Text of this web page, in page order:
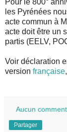
les Pyrénées
acte commun à
acte doit être un
partis (EELV,
Voir déclaration
version française,
Aucun
Partager